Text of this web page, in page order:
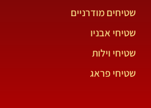
שטיחים מודרניים
שטיחי אבניו
שטיחי וילות
שטיחי פראג